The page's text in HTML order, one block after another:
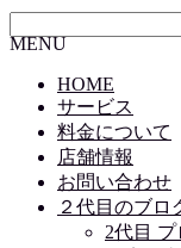
MENU
HOME
サービス
料金について
店舗情報
お問い合わせ
２代目のブロ
2代目